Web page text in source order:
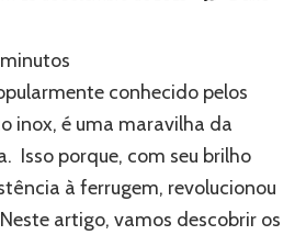
minutos
conhecido pelos
inox, é uma maravilha da
Isso porque, com seu brilho
à ferrugem, revolucionou
artigo, vamos descobrir os